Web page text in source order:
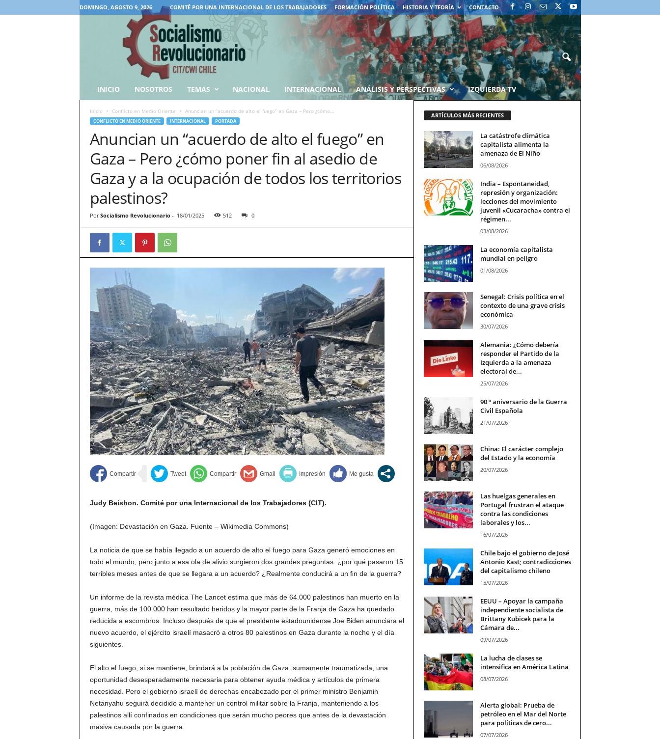
DOMINGO, AGOSTO 9, 2026 COMITÉ POR UNA INTERNACIONAL DE LOS TRABAJADORES FORMACIÓN POLÍTICA HISTORIA Y TEORÍA CONTACTO
INICIO NOSOTROS TEMAS NACIONAL INTERNACIONAL ANÁLISIS Y PERSPECTIVAS IZQUIERDA TV
Inicio Conflicto en Medio Oriente Anuncian un “acuerdo de alto el fuego” en Gaza – Pero ¿cómo...
CONFLICTO EN MEDIO ORIENTE INTERNACIONAL PORTADA
Anuncian un “acuerdo de alto el fuego” en
Gaza – Pero ¿cómo poner fin al asedio de
Gaza y a la ocupación de todos los territorios
palestinos?
Por Socialismo Revolucionario- 18/01/2025 512 0
Judy Beishon. Comité por una Internacional de los Trabajadores (CIT).
(Imagen: Devastación en Gaza. Fuente – Wikimedia Commons)
La noticia de que se había llegado a un acuerdo de alto el fuego para Gaza generó emociones en
todo el mundo, pero junto a esa ola de alivio surgieron dos grandes preguntas: ¿por qué pasaron 15
terribles meses antes de que se llegara a un acuerdo? ¿Realmente conducirá a un fin de la guerra?
Un informe de la revista médica The Lancet estima que más de 64.000 palestinos han muerto en la
guerra, más de 100.000 han resultado heridos y la mayor parte de la Franja de Gaza ha quedado
reducida a escombros. Incluso después de que el presidente estadounidense Joe Biden anunciara el
nuevo acuerdo, el ejército israelí masacró a otros 80 palestinos en Gaza durante la noche y el día
siguientes.
El alto el fuego, si se mantiene, brindará a la población de Gaza, sumamente traumatizada, una
oportunidad desesperadamente necesaria para obtener ayuda médica y artículos de primera
necesidad. Pero el gobierno israelí de derechas encabezado por el primer ministro Benjamin
Netanyahu seguirá decidido a mantener un control militar sobre la Franja, manteniendo a los
palestinos allí confinados en condiciones que serán mucho peores que antes de la devastación
masiva causada por la guerra.
ARTÍCULOS MÁS RECIENTES
La catástrofe climática
capitalista alimenta la
amenaza de El Niño
06/08/2026
India – Espontaneidad,
represión y organización:
lecciones del movimiento
juvenil «Cucaracha» contra el
régimen...
03/08/2026
La economía capitalista
mundial en peligro
01/08/2026
Senegal: Crisis política en el
contexto de una grave crisis
económica
30/07/2026
Alemania: ¿Cómo debería
responder el Partido de la
Izquierda a la amenaza
electoral de...
25/07/2026
90 º aniversario de la Guerra
Civil Española
21/07/2026
China: El carácter complejo
del Estado y la economía
20/07/2026
Las huelgas generales en
Portugal frustran el ataque
contra las condiciones
laborales y los...
16/07/2026
Chile bajo el gobierno de José
Antonio Kast; contradicciones
del capitalismo chileno
15/07/2026
EEUU – Apoyar la campaña
independiente socialista de
Brittany Kubicek para la
Cámara de...
09/07/2026
La lucha de clases se
intensifica en América Latina
08/07/2026
Alerta global: Prueba de
petróleo en el Mar del Norte
para políticas de cero...
07/07/2026